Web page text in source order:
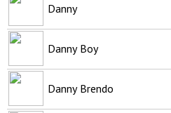
Danny
Danny Boy
Danny Brendo